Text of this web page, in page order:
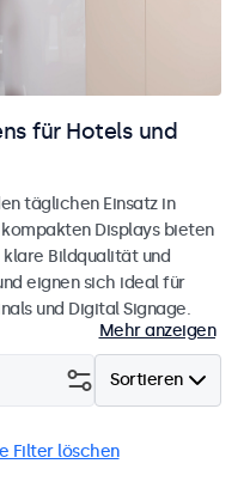
für Hotels und
täglichen Einsatz in
Displays bieten
Bildqualität und
eignen sich ideal für
und Digital Signage.
Mehr anzeigen
Sortieren
Filter löschen